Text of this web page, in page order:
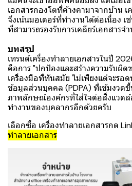
เอกสารกองโตที่ค้างคามาจากบ้าน เ
จึงเน้นมอเตอร์ที่ทำงานได้ต่อเนื่อง เ
ที่สามารถรองรับการเคลียร์เอกสารจ
บทสรุป
เทรนด์เครื่องทำลายเอกสารในปี
คือการ "ปกป้องและสร้างความรับผิ
เครื่องมือที่ทันสมัย ไม่เพียงแต่จะรอ
ข้อมูลส่วนบุคคล (PDPA) ที่เข้มงวด
ภาพลักษณ์องค์กรที่ใส่ใจต่อสิ่งแวดล้
ทำงานของบุคลากรอีกด้วยครับ
เลือกซื้อ เครื่องทำลายเอกสารกด
ทำลายเอกสาร